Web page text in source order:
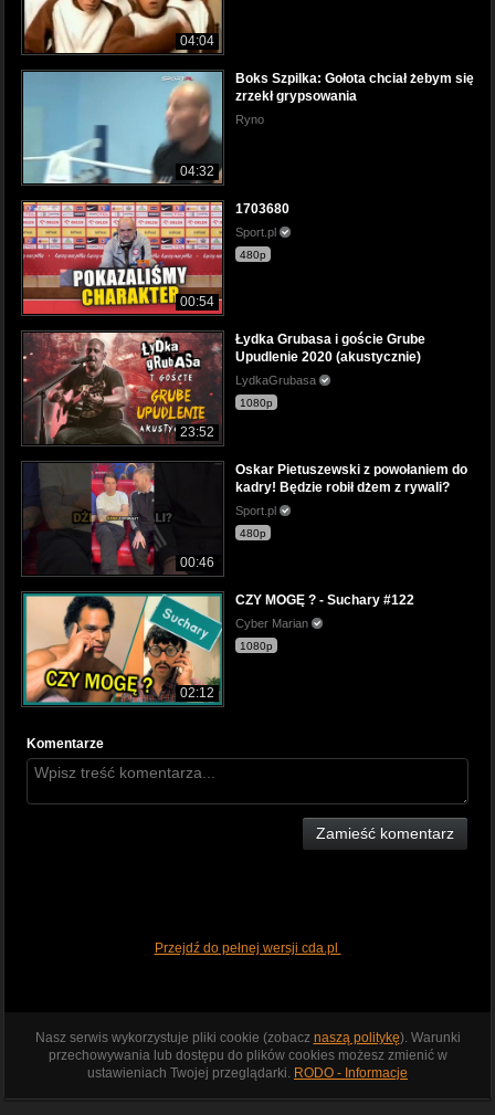
04:04
04:32
Boks Szpilka: Gołota chciał żebym się
zrzekł grypsowania
Ryno
00:54
1703680
Sport.pl
480p
23:52
Łydka Grubasa i goście Grube
Upudlenie 2020 (akustycznie)
LydkaGrubasa
1080p
00:46
Oskar Pietuszewski z powołaniem do
kadry! Będzie robił dżem z rywali?
Sport.pl
480p
02:12
CZY MOGĘ ? - Suchary #122
Cyber Marian
1080p
Komentarze
Zamieść komentarz
Przejdź do pełnej wersji cda.pl
Nasz serwis wykorzystuje pliki cookie (zobacz naszą politykę). Warunki
przechowywania lub dostępu do plików cookies możesz zmienić w
ustawieniach Twojej przeglądarki. RODO - Informacje